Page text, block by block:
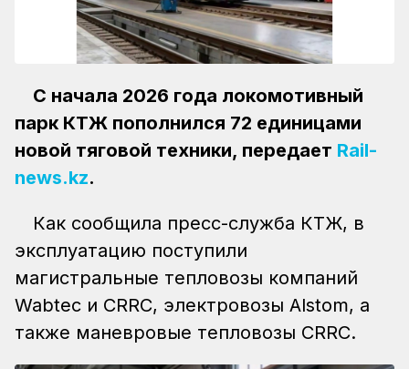
С начала 2026 года локомотивный
парк КТЖ пополнился 72 единицами
новой тяговой техники, передает Rail-
news.kz.
Как сообщила пресс-служба КТЖ, в
эксплуатацию поступили
магистральные тепловозы компаний
Wabtec и CRRC, электровозы Alstom, а
также маневровые тепловозы CRRC.